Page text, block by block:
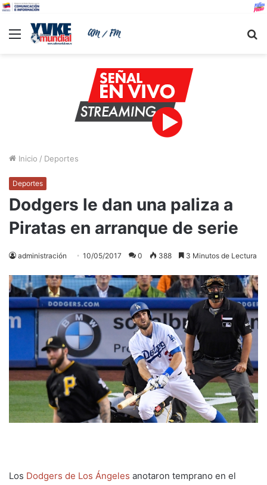
Menu
Inicio / Deportes
Deportes
Dodgers le dan una paliza a
Piratas en arranque de serie
administración 10/05/2017 0 388 3 Minutos de Lectura
Los Dodgers de Los Ángeles anotaron temprano en el